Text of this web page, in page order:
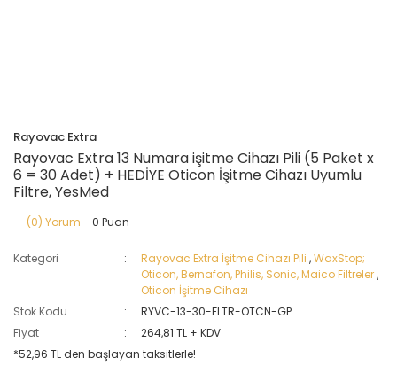
Rayovac Extra
Rayovac Extra 13 Numara işitme Cihazı Pili (5 Paket x
6 = 30 Adet) + HEDİYE Oticon İşitme Cihazı Uyumlu
Filtre, YesMed
(0) Yorum - 0 Puan
Kategori Rayovac Extra İşitme Cihazı Pili ,WaxStop;
Oticon, Bernafon, Philis, Sonic, Maico Filtreler,
Oticon İşitme Cihazı
Stok Kodu
RYVC-13-30-FLTR-OTCN-GP
Fiyat
264,81 TL + KDV
*52,96 TL den başlayan taksitlerle!